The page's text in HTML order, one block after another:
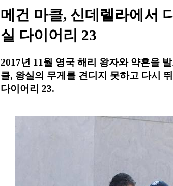
메건 마클, 신데렐라에서
실 다이어리 23
2017년 11월 영국 해리 왕자와 약혼을
클, 왕실의 무게를 견디지 못하고 다시
다이어리 23.